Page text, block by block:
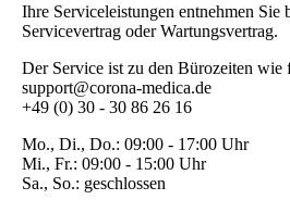
Ihre Serviceleistungen entnehmen Sie
Servicevertrag oder Wartungsvertrag.
Der Service ist zu den Bürozeiten wie
support@corona-medica.de
+49 (0) 30 - 30 86 26 16
Mo., Di., Do.: 09:00 - 17:00 Uhr
Mi., Fr.: 09:00 - 15:00 Uhr
Sa., So.: geschlossen